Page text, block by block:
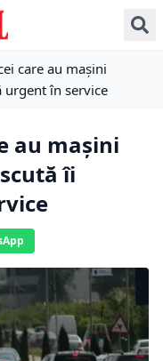
care au mașini
urgent în service
au mașini
îi